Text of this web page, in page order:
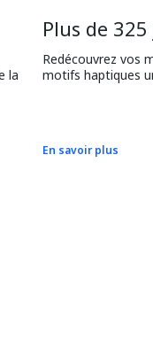
la
Plus de
Redécouvrez vos
motifs haptiques
En savoir plus